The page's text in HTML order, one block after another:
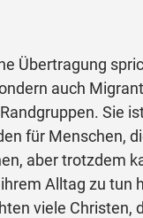
Übertragung
auch
Sie
für Menschen,
aber trotzdem
Alltag zu tun
viele Christen,